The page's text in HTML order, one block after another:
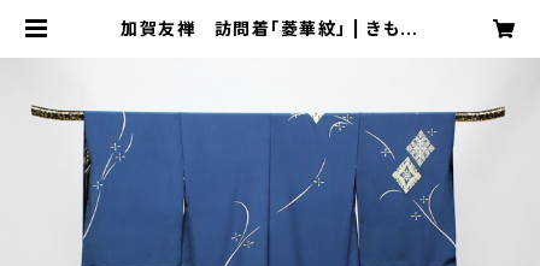
加賀友禅 訪問着「菱華紋」 | きもの